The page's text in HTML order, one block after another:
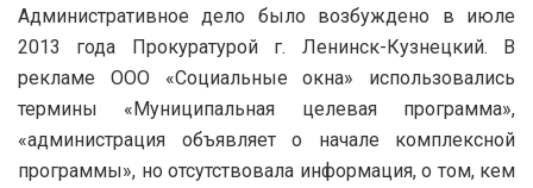
Административное дело было возбуждено в июле
2013 года Прокуратурой г. Ленинск-Кузнецкий. В
рекламе ООО «Социальные окна» использовались
термины «Муниципальная целевая программа»,
«администрация объявляет о начале комплексной
программы», но отсутствовала информация, о том, кем